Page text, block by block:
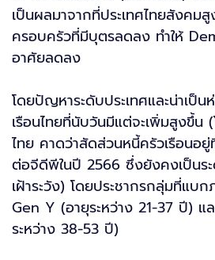
เป็นผลมาจากที่ประเทศไทยสังคม
ครอบครัวที่มีบุตรลดลง ทำให้
อาศัยลดลง
โดยปัญหาระดับประเทศและน่าเป็
เรือนไทยที่นับวันมีแต่จะเพิ่มสูงขึ้น
ไทย คาดว่าสัดส่วนหนี้ครัวเรือนอ
ต่อจีดีพีในปี 2566 ซึ่งยังคงเป็นร
เฝ้าระวัง) โดยประชากรกลุ่มที่แบ
Gen Y (อายุระหว่าง 21-37 ปี) แ
ระหว่าง 38-53 ปี)